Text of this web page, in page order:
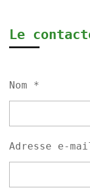
Le
Nom *
Adresse e-